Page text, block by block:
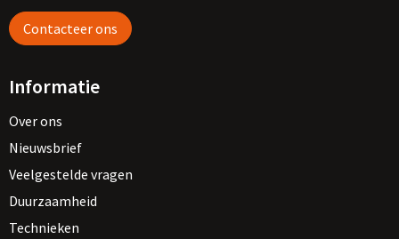
Contacteer ons
Informatie
Over ons
Nieuwsbrief
Veelgestelde vragen
Duurzaamheid
Technieken